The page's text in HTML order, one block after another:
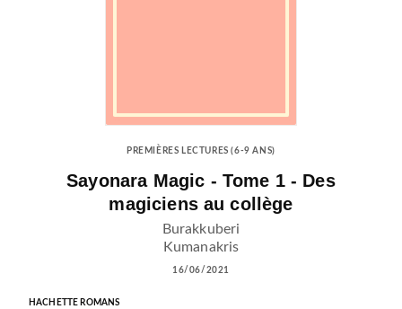
PREMIÈRES LECTURES (6-9 ANS)
Sayonara Magic - Tome 1 - Des
magiciens au collège
Burakkuberi
Kumanakris
16/06/2021
HACHETTE ROMANS